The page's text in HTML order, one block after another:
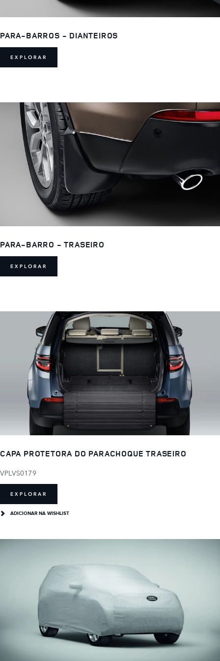
PARA-BARROS - DIANTEIROS
EXPLORAR
PARA-BARRO - TRASEIRO
EXPLORAR
CAPA PROTETORA DO PARACHOQUE TRASEIRO
VPLVS0179
EXPLORAR
ADICIONAR NA WISHLIST